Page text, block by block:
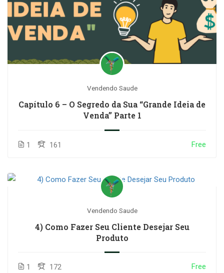
Vendendo Saude
Capítulo 6 – O Segredo da Sua “Grande Ideia de
Venda” Parte 1
1 161 Free
Vendendo Saude
4) Como Fazer Seu Cliente Desejar Seu
Produto
1 172 Free